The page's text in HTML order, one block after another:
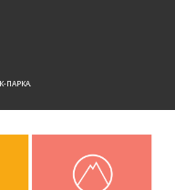
ПАРКА.